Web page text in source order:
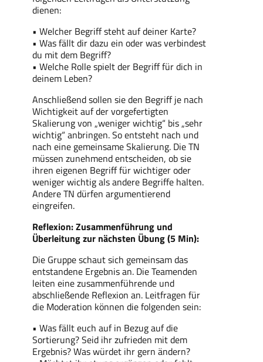
dienen:
• Welcher Begriff steht auf deiner Karte?
• Was fällt dir dazu ein oder was verbindest
du mit dem Begriff?
• Welche Rolle spielt der Begriff für dich in
deinem Leben?
Anschließend sollen sie den Begriff je nach
Wichtigkeit auf der vorgefertigten
Skalierung von „weniger wichtig“ bis „sehr
wichtig“ anbringen. So entsteht nach und
nach eine gemeinsame Skalierung. Die TN
müssen zunehmend entscheiden, ob sie
ihren eigenen Begriff für wichtiger oder
weniger wichtig als andere Begriffe halten.
Andere TN dürfen argumentierend
eingreifen.
Reflexion: Zusammenführung und
Überleitung zur nächsten Übung (5 Min):
Die Gruppe schaut sich gemeinsam das
entstandene Ergebnis an. Die Teamenden
leiten eine zusammenführende und
abschließende Reflexion an. Leitfragen für
die Moderation können die folgenden sein:
• Was fällt euch auf in Bezug auf die
Sortierung? Seid ihr zufrieden mit dem
Ergebnis? Was würdet ihr gern ändern?